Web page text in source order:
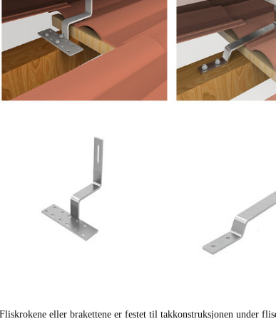
eller brakettene er festet til takkonstruksjonen under